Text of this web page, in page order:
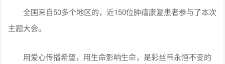
全国来自50多个地区的，近150位肿瘤康复患者参与了本次
主题大会。
用爱心传播希望，用生命影响生命，是彩丝带永恒不变的